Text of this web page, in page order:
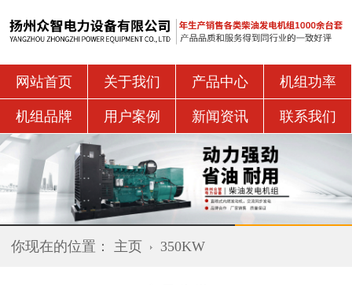
网站首页 关于我们 产品中心 机组功率
机组品牌 用户案例 新闻资讯 联系我们
你现在的位置： 主页 350KW